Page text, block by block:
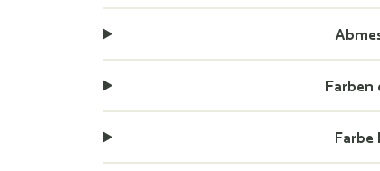
Farben
Farbe